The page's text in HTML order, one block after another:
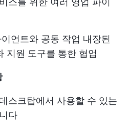
언트와 공동 작업 내장된
지원 도구를 통한 협업
스크탑에서 사용할 수 있는
다